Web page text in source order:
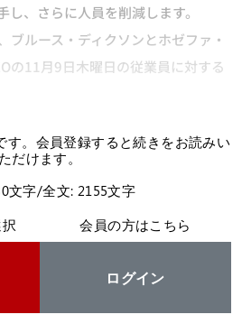
、さらに人員を削減します。
ブルース・ディクソンとホゼファ・
の11月9日木曜日の従業員に対する
す。会員登録すると続きをお読みい
ただけます。
文字/全文: 2155文字
会員の方はこちら
ログイン